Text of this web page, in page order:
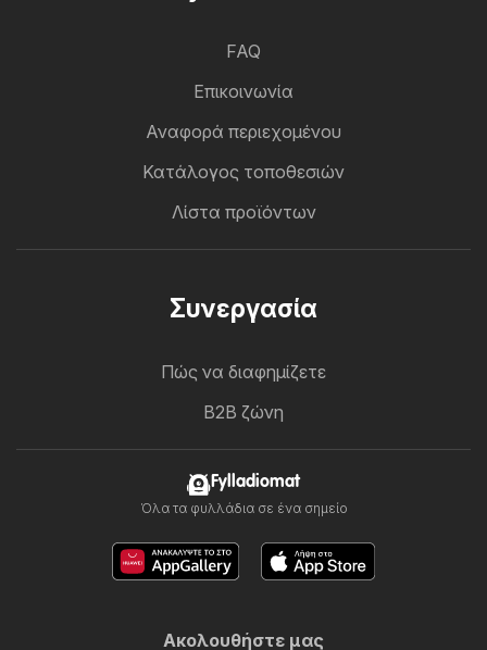
FAQ
Επικοινωνία
Αναφορά περιεχομένου
Κατάλογος τοποθεσιών
Λίστα προϊόντων
Συνεργασία
Πώς να διαφημίζετε
B2B ζώνη
Fylladiomat
Όλα τα φυλλάδια σε ένα σημείο
Ακολουθήστε μας